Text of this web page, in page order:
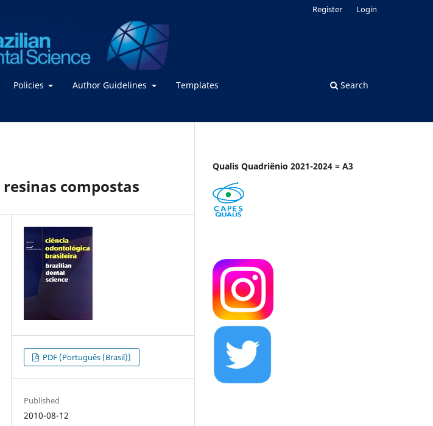
Policies Author Guidelines Templates Search
Register Login
compostas
PDF (Português (Brasil))
Published
2010-08-12
Qualis Quadriênio 2021-2024 = A3